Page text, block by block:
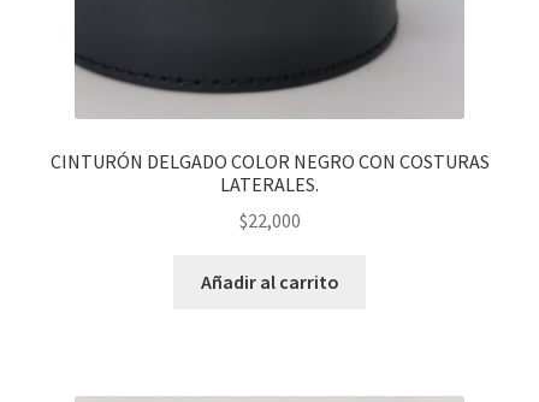
CINTURÓN DELGADO COLOR NEGRO CON COSTURAS
LATERALES.
$22,000
Añadir al carrito